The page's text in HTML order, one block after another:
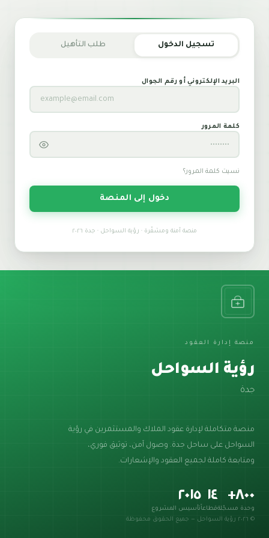
منصة إدارة العقود
رؤية السواحل
جدة
منصة متكاملة لإدارة عقود الملاك والمستثمرين في رؤية
السواحل على ساحل جدة. وصول آمن، توثيق فوري،
ومتابعة كاملة لجميع العقود والإشعارات.
٨٠٠+
وحدة مسجّلة
١٤
قطاعاً
٢٠١٥
تأسيس المشروع
© ٢٠٢٦ رؤية السواحل — جميع الحقوق محفوظة
تسجيل الدخول طلب التأهيل
البريد الإلكتروني أو رقم الجوال
كلمة المرور
نسيت كلمة المرور؟
دخول إلى المنصة
منصة آمنة ومشفّرة · رؤية السواحل · جدة ٢٠٢٦
استعادة كلمة المرور
إعادة تعيين كلمة المرور فوراً.
إرسال رابط الاستعادة